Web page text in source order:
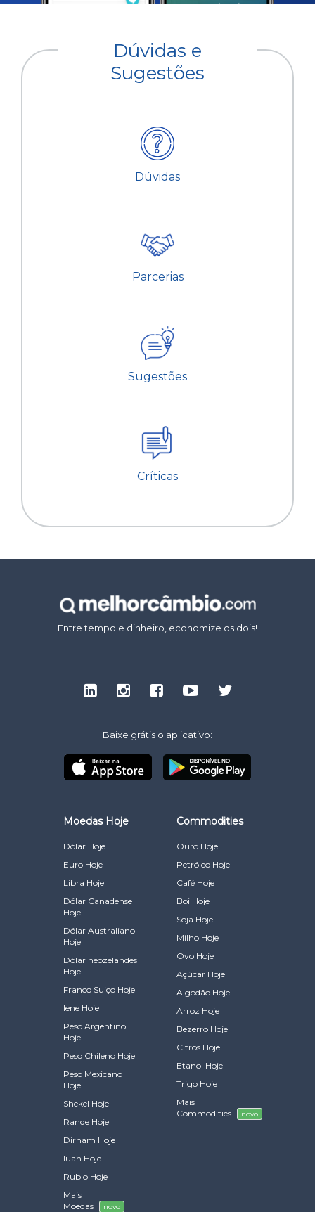
Dúvidas e
Sugestões
Dúvidas
Parcerias
Sugestões
Críticas
Entre tempo e dinheiro, economize os dois!
Baixe grátis o aplicativo:
Moedas Hoje
Dólar Hoje
Euro Hoje
Libra Hoje
Dólar Canadense
Hoje
Dólar Australiano
Hoje
Dólar neozelandes
Hoje
Franco Suiço Hoje
Iene Hoje
Peso Argentino
Hoje
Peso Chileno Hoje
Peso Mexicano
Hoje
Shekel Hoje
Rande Hoje
Dirham Hoje
Iuan Hoje
Rublo Hoje
Mais
Moedas
novo
Commodities
Ouro Hoje
Petróleo Hoje
Café Hoje
Boi Hoje
Soja Hoje
Milho Hoje
Ovo Hoje
Açúcar Hoje
Algodão Hoje
Arroz Hoje
Bezerro Hoje
Citros Hoje
Etanol Hoje
Trigo Hoje
Mais
Commodities
novo